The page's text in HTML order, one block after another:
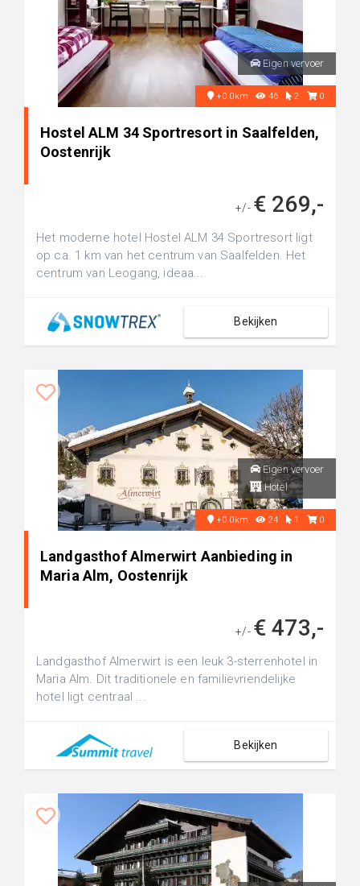
Eigen vervoer
+0.0km 46 2 0
Hostel ALM 34 Sportresort in Saalfelden,
Oostenrijk
+/- € 269,-
Het moderne hotel Hostel ALM 34 Sportresort ligt
op ca. 1 km van het centrum van Saalfelden. Het
centrum van Leogang, ideaa...
Bekijken
Eigen vervoer
Hotel
+0.0km 24 1 0
Landgasthof Almerwirt Aanbieding in
Maria Alm, Oostenrijk
+/- € 473,-
Landgasthof Almerwirt is een leuk 3-sterrenhotel in
Maria Alm. Dit traditionele en familievriendelijke
hotel ligt centraal ...
Bekijken